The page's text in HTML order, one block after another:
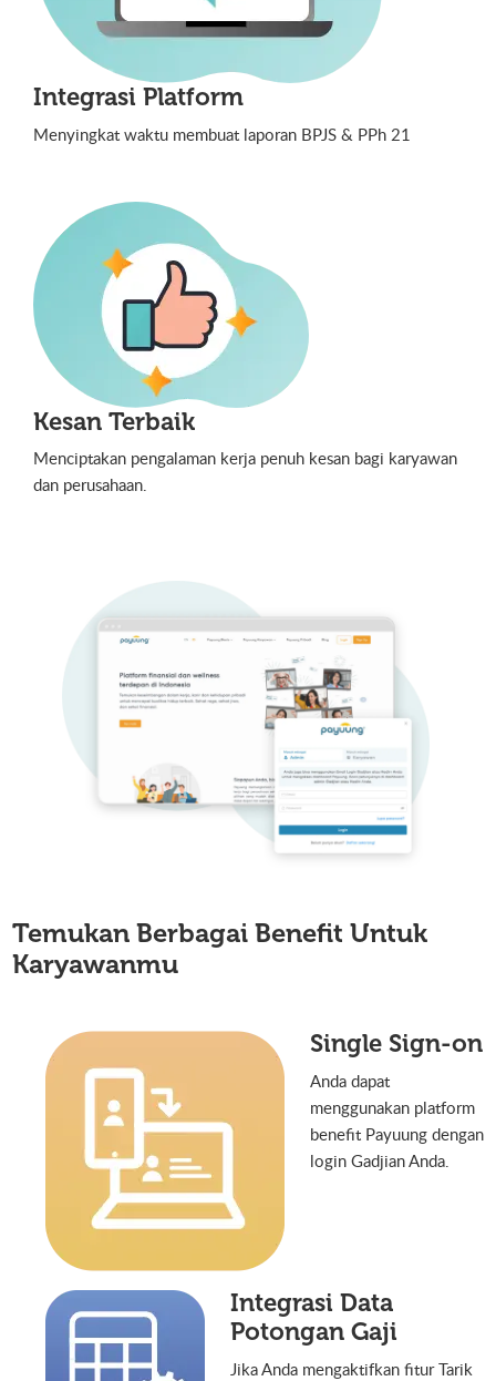
Integrasi Platform
Menyingkat waktu membuat laporan BPJS & PPh 21
Kesan Terbaik
Menciptakan pengalaman kerja penuh kesan bagi karyawan
dan perusahaan.
Temukan Berbagai BenefitUntuk
Karyawanmu
Single Sign-on
Anda dapat
menggunakan platform
benefit Payuung dengan
login Gadjian Anda.
Integrasi Data
Potongan Gaji
Jika Anda mengaktifkan fitur Tarik